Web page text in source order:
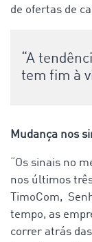
de ofertas de
“A
tem fim à
Mudança nos
“Os sinais no
nos últimos
TimoCom,
tempo, as
correr atrás